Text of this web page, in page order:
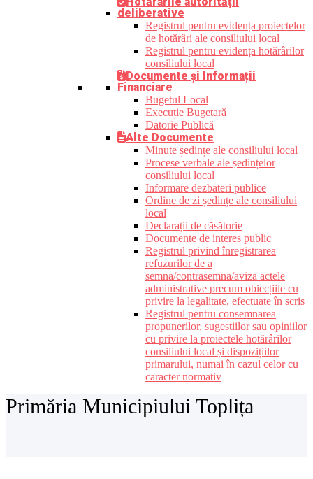
deliberative
Registrul pentru evidența proiectelor
de hotărâri ale consiliului local
Registrul pentru evidența hotărârilor
consiliului local
Documente și Informații
Financiare
Bugetul Local
Execuție Bugetară
Datorie Publică
Alte Documente
Minute ședințe ale consiliului local
Procese verbale ale ședințelor
consiliului local
Informare dezbateri publice
Ordine de zi ședințe ale consiliului
local
Declarații de căsătorie
Documente de interes public
Registrul privind înregistrarea
refuzurilor de a
semna/contrasemna/aviza actele
administrative precum obiecțiile cu
privire la legalitate, efectuate în scris
Registrul pentru consemnarea
propunerilor, sugestiilor sau opiniilor
cu privire la proiectele hotărârilor
consiliului local și dispozițiilor
primarului, numai în cazul celor cu
caracter normativ
Primăria Municipiului Toplița